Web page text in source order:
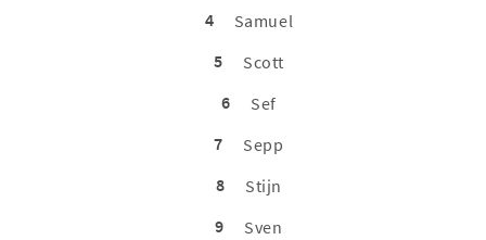
4
Samuel
5
Scott
6
Sef
7
Sepp
8
Stijn
9
Sven